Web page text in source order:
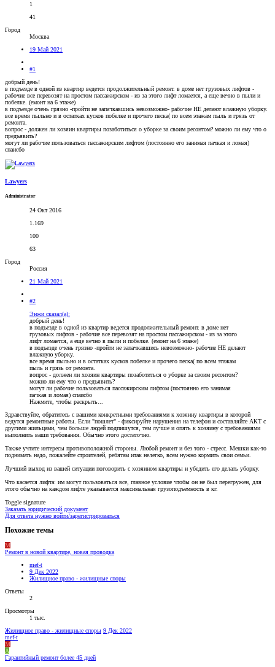
1
41
Город
Москва
19 Май 2021
#1
добрый день!
в подъезде в одной из квартир ведется продолжительный ремонт. в доме нет грузовых лифтов -
рабочие все перевозят на простом пассажирском - из за этого лифт ломается, а еще вечно в пыли и
побелке. (емонт на 6 этаже)
в подъезде очень грязно -пройти не запачкавшись невозможно- рабочие НЕ делают влажную уборку.
все время пыльно и в остатках кусков побелке и прочего песка( по всем этажам пыль и грязь от
ремонта.
вопрос - должен ли хозяин квартиры позаботиться о уборке за своим ресонтом? можно ли ему что о
предъявить?
могут ли рабочие пользоваться пассажирским лифтом (постоянно его занимая пачкая и ломая)
спаисбо
Lawyers
Administrator
24 Окт 2016
1.169
100
63
Город
Россия
21 Май 2021
#2
Энжи сказал(а):
добрый день!
в подъезде в одной из квартир ведется продолжительный ремонт. в доме нет
грузовых лифтов - рабочие все перевозят на простом пассажирском - из за этого
лифт ломается, а еще вечно в пыли и побелке. (емонт на 6 этаже)
в подъезде очень грязно -пройти не запачкавшись невозможно- рабочие НЕ делают
влажную уборку.
все время пыльно и в остатках кусков побелке и прочего песка( по всем этажам
пыль и грязь от ремонта.
вопрос - должен ли хозяин квартиры позаботиться о уборке за своим ресонтом?
можно ли ему что о предъявить?
могут ли рабочие пользоваться пассажирским лифтом (постоянно его занимая
пачкая и ломая) спаисбо
Нажмите, чтобы раскрыть...
Здравствуйте, обратитесь с вашими конкретными требованиями к хозяину квартиры в которой
ведутся ремонтные работы. Если "пошлет" - фиксируйте нарушения на телефон и составляйте АКТ с
другими жильцами, чем больше людей подпишутся, тем лучше и опять к хозяину с требованиями
выполнить ваши требования. Обычно этого достаточно.
Также учтите интересы противоположной стороны. Любой ремонт и без того - стресс. Мешки как-то
поднимать надо, пожалейте строителей, ребятам итак нелегко, всем нужно кормить свои семьи.
Лучший выход из вашей ситуации поговорить с хозяином квартиры и убедить его делать уборку.
Что касается лифта: им могут пользоваться все, главное условие чтобы он не был перегружен, для
этого обычно на каждом лифте указывается максимальная грузоподъемность в кг.
Toggle signature
Заказать юридический документ
Для ответа нужно войти/зарегистрироваться
Похожие темы
M
Ремонт в новой квартире, новая проводка
mef-t
9 Дек 2022
Жилищное право - жилищные споры
Ответы
2
Просмотры
1 тыс.
Жилищное право - жилищные споры 9 Дек 2022
mef-t
M
A
Гарантийный ремонт более 45 дней